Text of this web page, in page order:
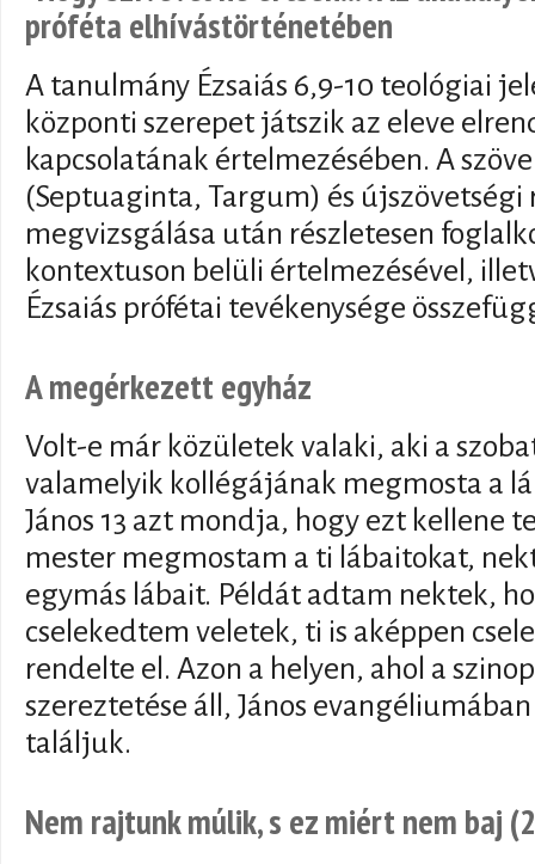
próféta elhívástörténetében
A tanulmány Ézsaiás 6,9-10 teológiai
központi szerepet játszik az eleve
kapcsolatának értelmezésében. A
(Septuaginta, Targum) és újszövetségi
megvizsgálása után részletesen
kontextuson belüli értelmezésével,
Ézsaiás prófétai tevékenysége
A megérkezett egyház
Volt-e már közületek valaki, aki a
valamelyik kollégájának megmosta a
János 13 azt mondja, hogy ezt kellene
mester megmostam a ti lábaitokat,
egymás lábait. Példát adtam nektek,
cselekedtem veletek, ti is aképpen
rendelte el. Azon a helyen, ahol a
szereztetése áll, János
találjuk.
Nem rajtunk múlik, s ez miért nem baj